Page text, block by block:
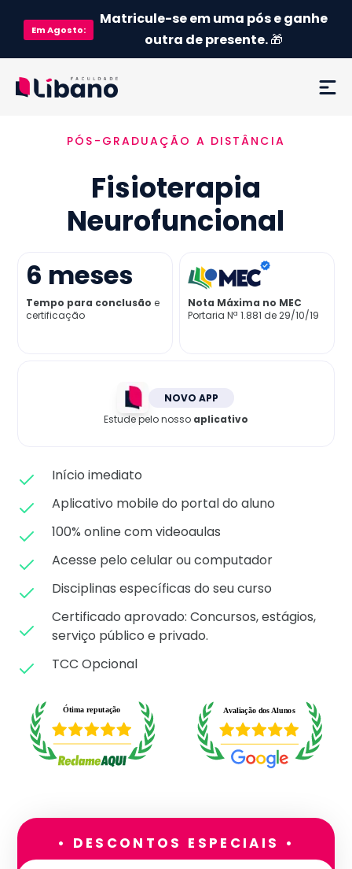
EmAgosto:
Matricule-se em uma pós e ganhe
outra de presente.🎁
Ementa
Como funciona
Credenciamento MEC
Preço
Já sou aluno
PÓS-GRADUAÇÃO A DISTÂNCIA
Fisioterapia
Neurofuncional
6 meses
Tempo para conclusão e
certificação
Nota Máxima no MEC
Portaria Nª 1.881 de 29/10/19
NOVO APP
Estude pelo nosso aplicativo
Início imediato
Aplicativo mobile do portal do aluno
100% online com videoaulas
Acesse pelo celular ou computador
Disciplinas específicas do seu curso
Certificado aprovado: Concursos, estágios,
serviço público e privado.
TCC Opcional
• DESCONTOS ESPECIAIS •